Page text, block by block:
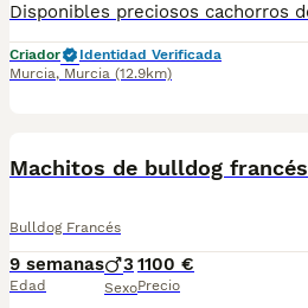
Criador
Identidad Verificada
Murcia, Murcia (12.9km)
Machitos de bulldog francés
Bulldog Francés
9 semanas
Edad
3
Sexo
1100 €
Precio